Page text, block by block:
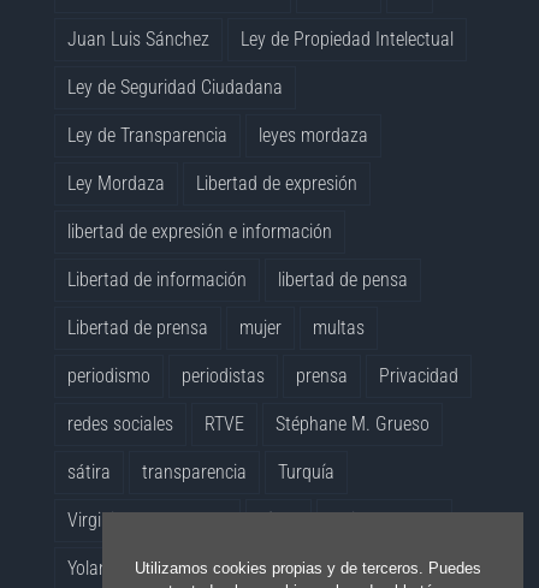
Utilizamos cookies propias y de terceros. Puedes
Juan Luis Sánchez Ley de Propiedad Intelectual
Ley de Seguridad Ciudadana
Ley de Transparencia leyes mordaza
Ley Mordaza Libertad de expresión
libertad de expresión e información
Libertad de información libertad de pensa
Libertad de prensa mujer multas
periodismo periodistas prensa Privacidad
redes sociales RTVE Stéphane M. Grueso
sátira transparencia Turquía
Virginia Pérez Alonso vídeo whistleblowers
Yolanda Quintana